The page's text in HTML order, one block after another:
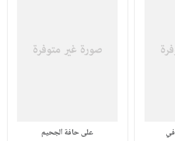
على حافة الجحيم